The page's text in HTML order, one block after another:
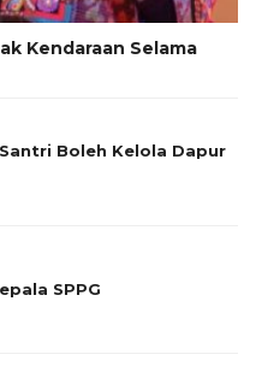
Kendaraan Selama
Boleh Kelola Dapur
SPPG